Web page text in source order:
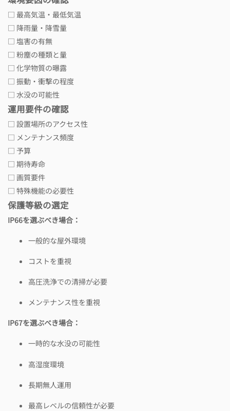
□ 最高気温・最低気温
□ 降雨量・降雪量
□ 塩害の有無
□ 粉塵の種類と量
□ 化学物質の曝露
□ 振動・衝撃の程度
□ 水没の可能性
運用要件の確認
□ 設置場所のアクセス性
□ メンテナンス頻度
□ 予算
□ 期待寿命
□ 画質要件
□ 特殊機能の必要性
保護等級の選定
IP66を選ぶべき場合：
一般的な屋外環境
コストを重視
高圧洗浄での清掃が必要
メンテナンス性を重視
IP67を選ぶべき場合：
一時的な水没の可能性
高湿度環境
長期無人運用
最高レベルの信頼性が必要